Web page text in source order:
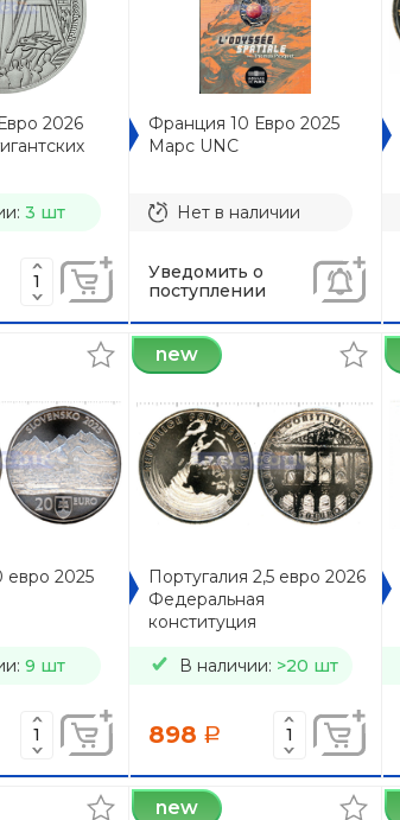
2026
3 шт
Франция 10 Евро 2025
Марс UNC
Нет в наличии
Уведомить о
поступлении
евро 2025
9 шт
new
Португалия 2,5 евро 2026
Федеральная
конституция
В наличии: >20 шт
898 a
new